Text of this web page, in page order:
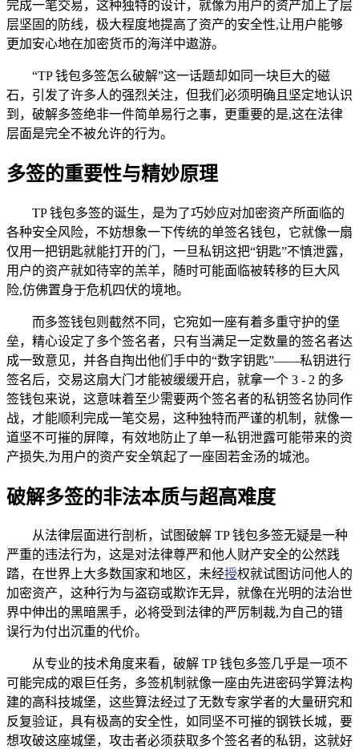
完成一笔交易，这种独特的设计，就像为用户的资产加上了层
层坚固的防线，极大程度地提高了资产的安全性,让用户能够
更加安心地在加密货币的海洋中遨游。
“TP 钱包多签怎么破解”这一话题却如同一块巨大的磁
石，引发了许多人的强烈关注，但我们必须明确且坚定地认识
到，破解多签绝非一件简单易行之事，更重要的是,这在法律
层面是完全不被允许的行为。
多签的重要性与精妙原理
TP 钱包多签的诞生，是为了巧妙应对加密资产所面临的
各种安全风险，不妨想象一下传统的单签名钱包，它就像一扇
仅用一把钥匙就能打开的门，一旦私钥这把“钥匙”不慎泄露，
用户的资产就如待宰的羔羊，随时可能面临被转移的巨大风
险,仿佛置身于危机四伏的境地。
而多签钱包则截然不同，它宛如一座有着多重守护的堡
垒，精心设定了多个签名者，只有当满足一定数量的签名者达
成一致意见，并各自掏出他们手中的“数字钥匙”——私钥进行
签名后，交易这扇大门才能被缓缓开启，就拿一个 3 - 2 的多
签钱包来说，这意味着至少需要两个签名者的私钥签名协同作
战，才能顺利完成一笔交易，这种独特而严谨的机制，就像一
道坚不可摧的屏障，有效地防止了单一私钥泄露可能带来的资
产损失,为用户的资产安全筑起了一座固若金汤的城池。
破解多签的非法本质与超高难度
从法律层面进行剖析，试图破解 TP 钱包多签无疑是一种
严重的违法行为，这是对法律尊严和他人财产安全的公然践
踏，在世界上大多数国家和地区，未经授权就试图访问他人的
加密资产，这种行为与盗窃或欺诈无异，就像在光明的法治世
界中伸出的黑暗黑手，必将受到法律的严厉制裁,为自己的错
误行为付出沉重的代价。
从专业的技术角度来看，破解 TP 钱包多签几乎是一项不
可能完成的艰巨任务，多签机制就像一座由先进密码学算法构
建的高科技城堡，这些算法经过了无数专家学者的大量研究和
反复验证，具有极高的安全性，如同坚不可摧的钢铁长城，要
想攻破这座城堡，攻击者必须获取多个签名者的私钥，这就好